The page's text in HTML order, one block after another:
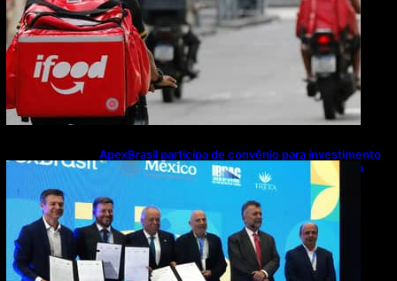
ApexBrasil participa de convênio para investimento
de R$ 2,63 milhões em exportações de cachaça